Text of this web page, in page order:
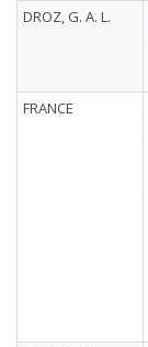
DROZ, G. A. L.
FRANCE